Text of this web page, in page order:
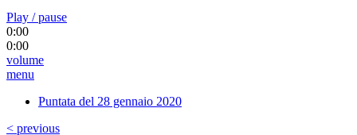
Play / pause
0:00
0:00
volume
menu
Puntata del 28 gennaio 2020
< previous